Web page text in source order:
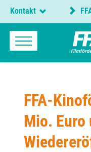
Kontakt
FFA-
Mio. Euro